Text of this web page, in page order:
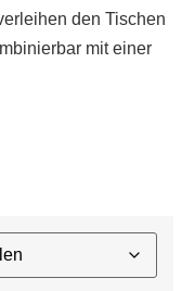
den Tischen
mit einer